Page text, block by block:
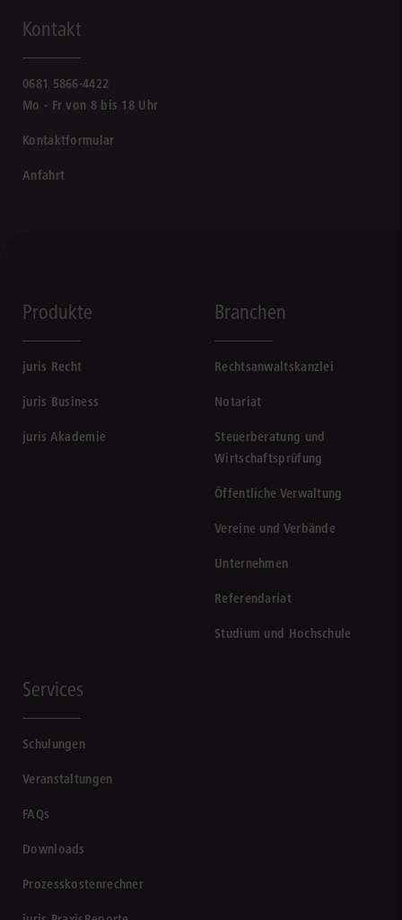
Kontakt
0681 5866-4422
Mo - Fr von 8 bis 18 Uhr
Kontaktformular
Anfahrt
Produkte
juris Recht
juris Business
juris Akademie
Branchen
Rechtsanwaltskanzlei
Notariat
Steuerberatung und
Wirtschaftsprüfung
Öffentliche Verwaltung
Vereine und Verbände
Unternehmen
Referendariat
Studium und Hochschule
Services
Schulungen
Veranstaltungen
FAQs
Downloads
Prozesskostenrechner